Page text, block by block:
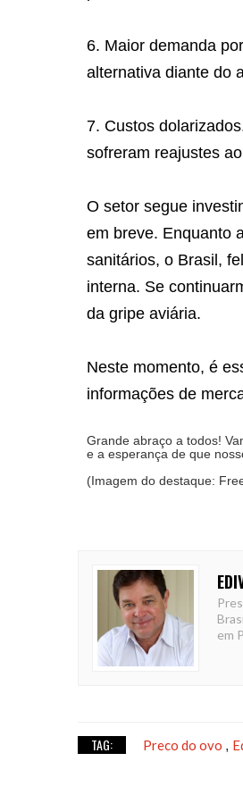
6. Maior demanda
alternativa diante do
7. Custos
sofreram reajustes
O setor segue
em breve. Enquanto
sanitários, o Brasil,
interna. Se
da gripe aviária.
Neste momento, é
informações de
Grande abraço a todos!
e a esperança de que
(Imagem do destaque:
em
TAG: Preco do ovo ,